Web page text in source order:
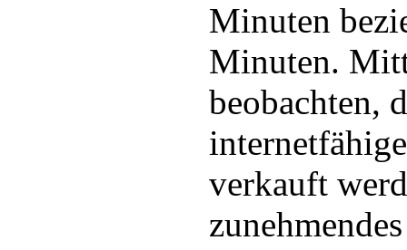
Minuten
Minuten.
beobachten,
verkauft